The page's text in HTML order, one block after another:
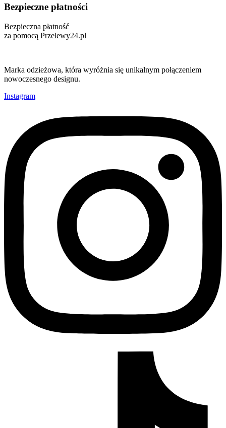
Bezpieczne płatności
Bezpieczna płatność
za pomocą Przelewy24.pl
Marka odzieżowa, która wyróżnia się unikalnym połączeniem
nowoczesnego designu.
Instagram